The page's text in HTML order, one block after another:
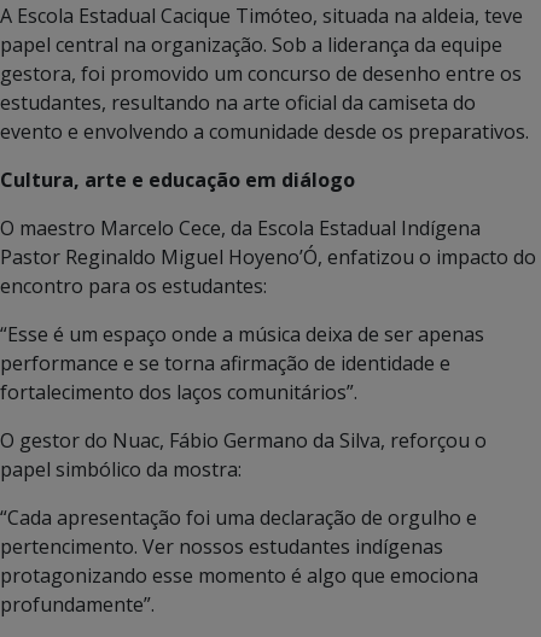
A Escola Estadual Cacique Timóteo, situada na aldeia, teve
papel central na organização. Sob a liderança da equipe
gestora, foi promovido um concurso de desenho entre os
estudantes, resultando na arte oficial da camiseta do
evento e envolvendo a comunidade desde os preparativos.
Cultura, arte e educação em diálogo
O maestro Marcelo Cece, da Escola Estadual Indígena
Pastor Reginaldo Miguel Hoyeno’Ó, enfatizou o impacto do
encontro para os estudantes:
“Esse é um espaço onde a música deixa de ser apenas
performance e se torna afirmação de identidade e
fortalecimento dos laços comunitários”.
O gestor do Nuac, Fábio Germano da Silva, reforçou o
papel simbólico da mostra:
“Cada apresentação foi uma declaração de orgulho e
pertencimento. Ver nossos estudantes indígenas
protagonizando esse momento é algo que emociona
profundamente”.